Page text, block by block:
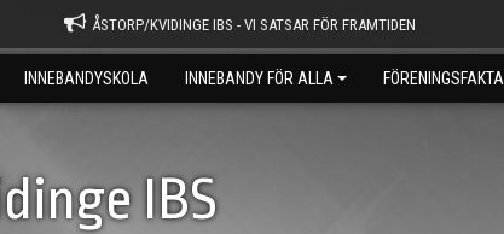
ÅSTORP/KVIDINGE IBS - VI SATSAR FÖR FRAMTIDEN
INNEBANDYSKOLA INNEBANDY FÖR ALLA FÖRENINGSFAKTA
IBS